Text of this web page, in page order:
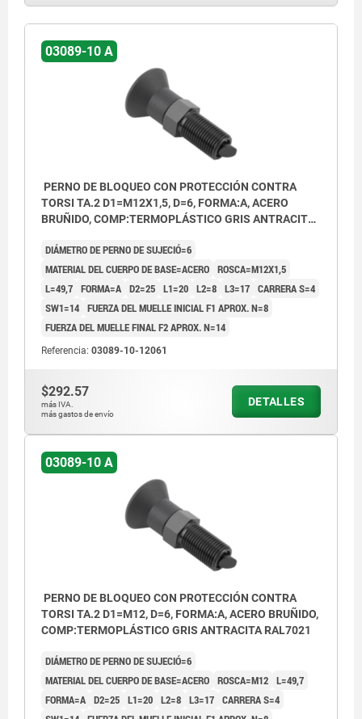
1) Anillo de marcación
03089-10 A
PERNO DE BLOQUEO CON PROTECCIÓN CONTRA
TORSI TA.2 D1=M12X1,5, D=6, FORMA:A, ACERO
BRUÑIDO, COMP:TERMOPLÁSTICO GRIS ANTRACITA
DIÁMETRO DE PERNO DE SUJECIÓ=6
MATERIAL DEL CUERPO DE BASE=ACERO ROSCA=M12X1,5
L=49,7 FORMA=A D2=25 L1=20 L2=8 L3=17 CARRERA S=4
SW1=14 FUERZA DEL MUELLE INICIAL F1 APROX. N=8
FUERZA DEL MUELLE FINAL F2 APROX. N=14
Referencia: 03089-10-12061
$292.57
más IVA.
más gastos de envío
DETALLES
03089-10 A
PERNO DE BLOQUEO CON PROTECCIÓN CONTRA
TORSI TA.2 D1=M12, D=6, FORMA:A, ACERO BRUÑIDO,
COMP:TERMOPLÁSTICO GRIS ANTRACITA RAL7021
DIÁMETRO DE PERNO DE SUJECIÓ=6
MATERIAL DEL CUERPO DE BASE=ACERO ROSCA=M12 L=49,7
FORMA=A D2=25 L1=20 L2=8 L3=17 CARRERA S=4